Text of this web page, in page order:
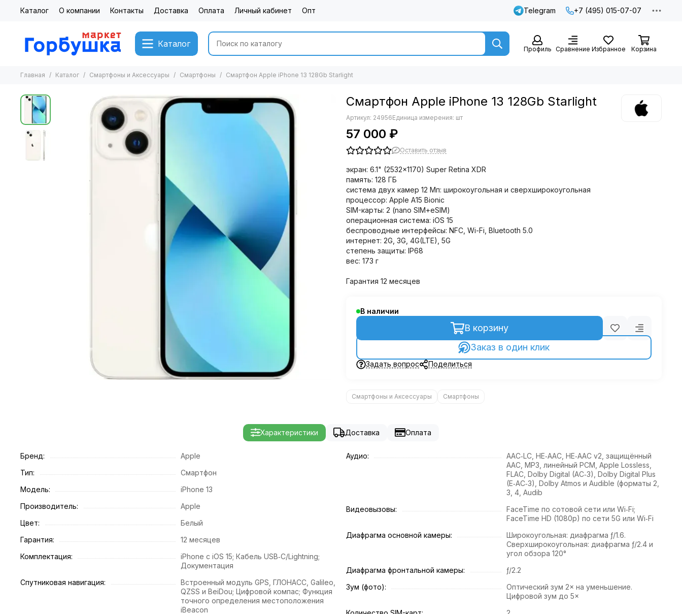
Каталог О компании Контакты Доставка Оплата Личный кабинет Опт Telegram +7 (495) 015-07-07
Каталог
Профиль Сравнение Избранное Корзина
Главная Каталог Смартфоны и Аксессуары Смартфоны Смартфон Apple iPhone 13 128Gb Starlight
Смартфон Apple iPhone 13 128Gb Starlight
Артикул: 24956Единица измерения: шт
57 000 ₽
Оставить отзыв
экран: 6.1" (2532×1170) Super Retina XDR
память: 128 ГБ
cистема двух камер 12 Мп: широкоугольная и сверхширокоугольная
процессор: Apple A15 Bionic
SIM-карты: 2 (nano SIM+eSIM)
операционная система: iOS 15
беспроводные интерфейсы: NFC, Wi-Fi, Bluetooth 5.0
интернет: 2G, 3G, 4G(LTE), 5G
степень защиты: IP68
вес: 173 г
Гарантия 12 месяцев
В наличии
В корзину
Заказ в один клик
Задать вопрос Поделиться
Смартфоны и Аксессуары Смартфоны
Характеристики Доставка Оплата
Бренд:
Apple
Тип:
Смартфон
Модель:
iPhone 13
Производитель:
Apple
Цвет:
Белый
Гарантия:
12 месяцев
Комплектация:
iPhone с iOS 15; Кабель USB‑C/Lightning;
Документация
Спутниковая навигация:
Встроенный модуль GPS, ГЛОНАСС, Galileo,
QZSS и BeiDou; Цифровой компас; Функция
точного определения местоположения
iBeacon
Аудио:
AAC‑LC, HE‑AAC, HE‑AAC v2, защищённый
AAC, MP3, линейный PCM, Apple Lossless,
FLAC, Dolby Digital (AC‑3), Dolby Digital Plus
(E‑AC‑3), Dolby Atmos и Audible (форматы 2,
3, 4, Audib
Видеовызовы:
FaceTime по сотовой сети или Wi‑Fi;
FaceTime HD (1080p) по сети 5G или Wi‑Fi
Диафрагма основной камеры:
Широкоугольная: диафрагма ƒ/1.6.
Сверхширокоугольная: диафрагма ƒ/2.4 и
угол обзора 120°
Диафрагма фронтальной камеры:
ƒ/2.2
Зум (фото):
Оптический зум 2× на уменьшение.
Цифровой зум до 5×